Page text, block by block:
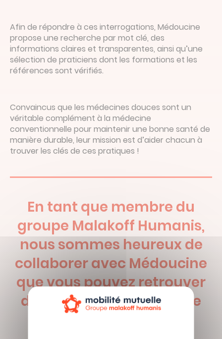
Afin de répondre à ces interrogations, Médoucine
propose une recherche par mot clé, des
informations claires et transparentes, ainsi qu’une
sélection de praticiens dont les formations et les
références sont vérifiés.
Convaincus que les médecines douces sont un
véritable complément à la médecine
conventionnelle pour maintenir une bonne santé de
manière durable, leur mission est d’aider chacun à
trouver les clés de ces pratiques !
En tant que membre du
groupe Malakoff Humanis,
nous sommes heureux de
collaborer avec Médoucine
que vous pouvez retrouver
dès maintenant sur votre
espace adhérent.